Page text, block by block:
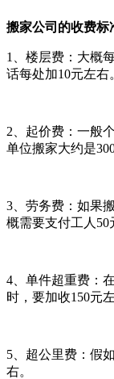
搬家公司的收费标
1、楼层费：大概
话每处加10元左右
2、起价费：一般
单位搬家大约是
3、劳务费：如果
概需要支付工人50
4、单件超重费：
时，要加收150元左
5、超公里费：假
右。